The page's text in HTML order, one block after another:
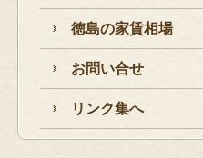
徳島の家賃相場
お問い合せ
リンク集へ